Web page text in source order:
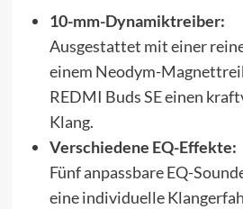
10-mm-Dynamiktreiber:
Ausgestattet mit einer
einem Neodym-
REDMI Buds SE einen
Klang.
Verschiedene EQ-Effekte:
Fünf anpassbare EQ-
eine individuelle